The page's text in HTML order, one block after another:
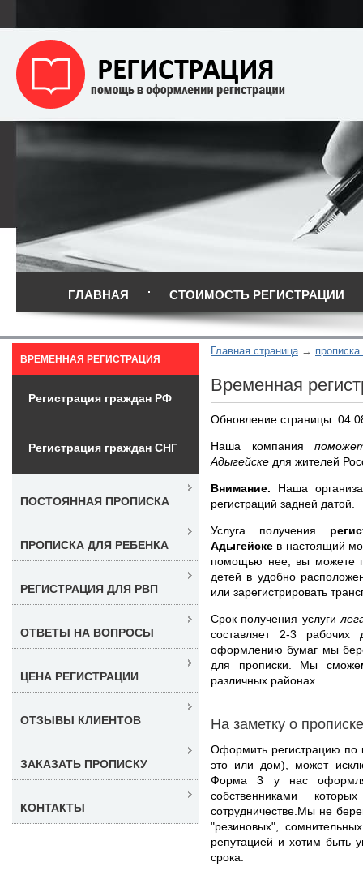
ГЛАВНАЯ СТОИМОСТЬ РЕГИСТРАЦИИ
Главная страница
Временная
Обновление страницы:
Наша компания
Адыгейске для жителей
Внимание. Наша
регистраций задней датой.
Услуга получения
Адыгейске в настоящий
помощью нее, вы можете
детей в удобно
или зарегистрировать
Срок получения услуги
составляет 2-3
оформлению бумаг мы
для прописки. Мы
различных районах.
На заметку о прописке
Оформить регистрацию по
это или дом), может
Форма 3 у нас
собственниками
сотрудничестве.Мы не
"резиновых",
репутацией и хотим быть
срока.
ВРЕМЕННАЯ РЕГИСТРАЦИЯ
Регистрация граждан РФ
Регистрация граждан СНГ
ПОСТОЯННАЯ ПРОПИСКА
ПРОПИСКА ДЛЯ РЕБЕНКА
РЕГИСТРАЦИЯ ДЛЯ РВП
ОТВЕТЫ НА ВОПРОСЫ
ЦЕНА РЕГИСТРАЦИИ
ОТЗЫВЫ КЛИЕНТОВ
ЗАКАЗАТЬ ПРОПИСКУ
КОНТАКТЫ